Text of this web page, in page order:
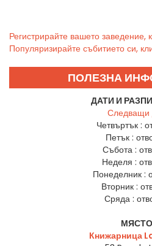
Регистрирайте вашето заведение,
Популяризирайте събитието си,
ПОЛЕЗНА
ДАТИ И
Следващи
Четвъртък :
Петък :
Събота :
Неделя :
Понеделник :
Вторник :
Сряда :
МЯСТО
Книжарница